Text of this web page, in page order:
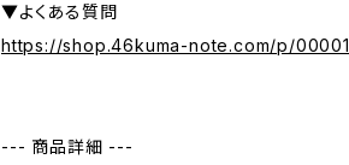
▼よくある質問
https://shop.46kuma-note.com/p/00001
--- 商品詳細 ---